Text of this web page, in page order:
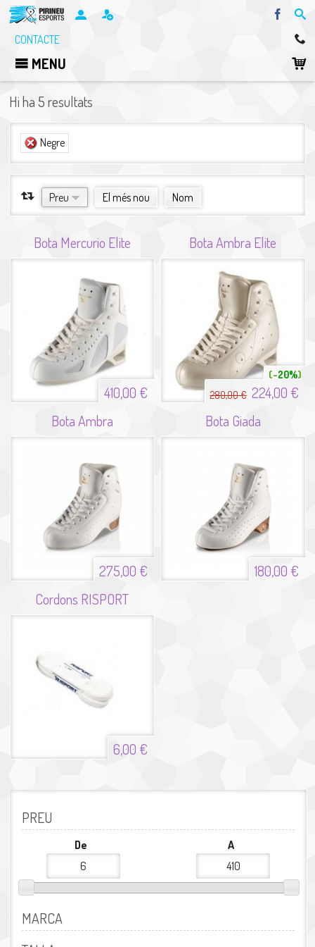
CONTACTE
MENU
Hi ha 5 resultats
(-)
Elimina el filtre Negre
Negre
ORDENA PER
Preu El més nou Nom
Bota Mercurio Elite
410,00 €
Bota Ambra Elite
280,00 € 224,00 €
20%
Bota Ambra
275,00 €
Bota Giada
180,00 €
Cordons RISPORT
6,00 €
PREU
De A
MARCA